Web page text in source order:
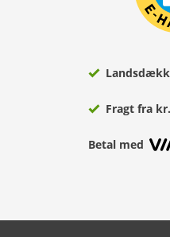
Fragt fra
Betal med